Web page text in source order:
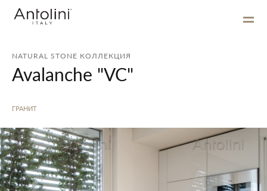
NATURAL STONE КОЛЛЕКЦИЯ
Avalanche "VC"
ГРАНИТ